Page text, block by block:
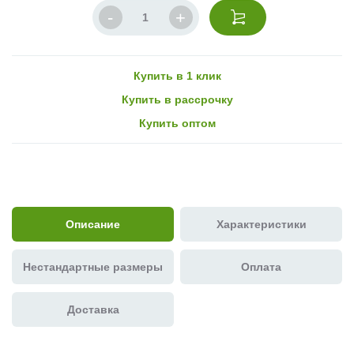
Купить в 1 клик
Купить в рассрочку
Купить оптом
Описание Характеристики
Нестандартные размеры Оплата
Доставка